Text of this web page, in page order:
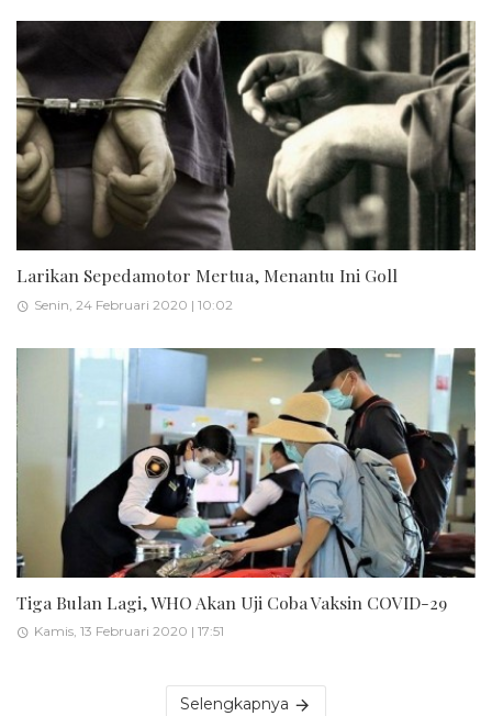
Larikan Sepedamotor Mertua, Menantu Ini Goll
Senin, 24 Februari 2020 | 10:02
Tiga Bulan Lagi, WHO Akan Uji Coba Vaksin COVID-29
Kamis, 13 Februari 2020 | 17:51
Selengkapnya